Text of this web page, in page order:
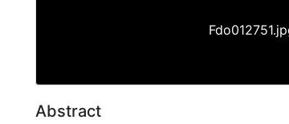
Abstract